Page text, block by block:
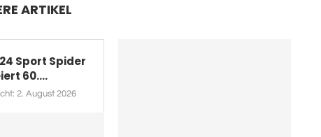
ARTIKEL
Sport Spider
60....
2. August 2026